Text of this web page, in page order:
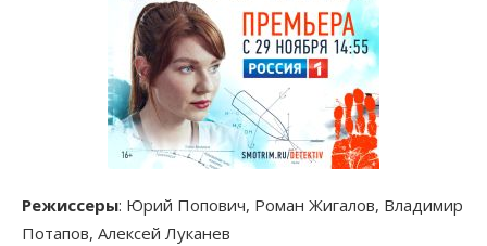
Режиссеры: Юрий Попович, Роман Жигалов, Владимир
Потапов, Алексей Луканев